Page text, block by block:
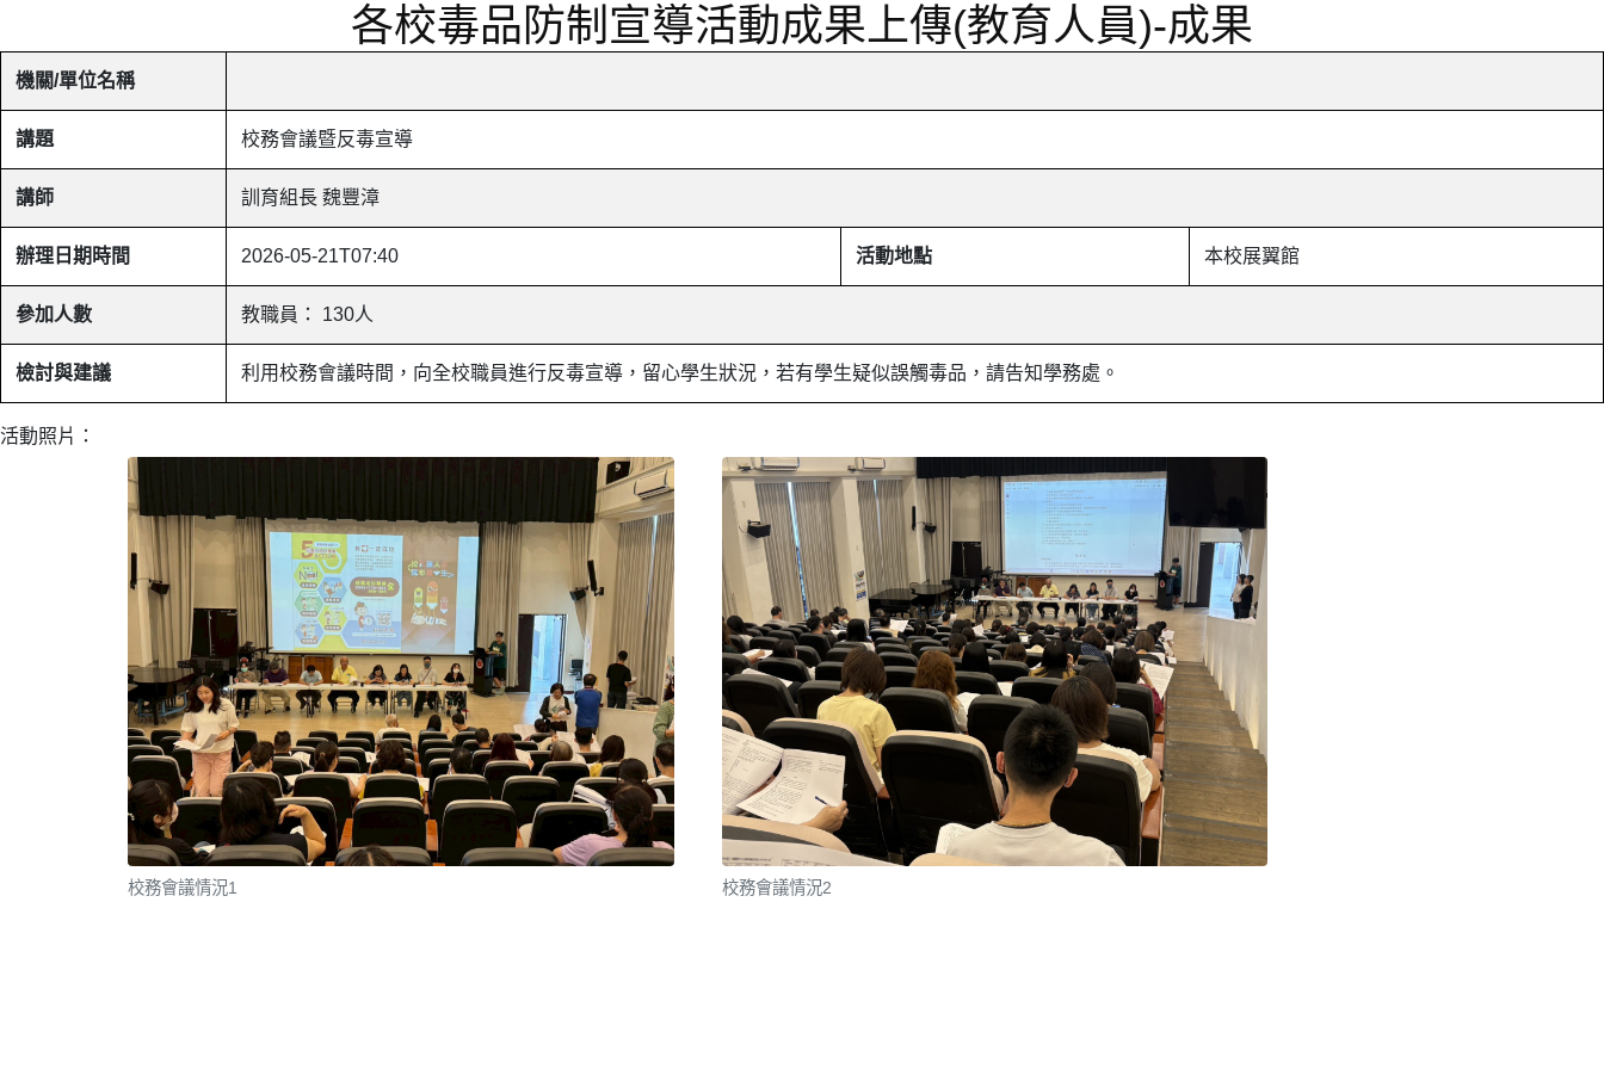
各校毒品防制宣導活動成果上傳(教育人員)-成果
機關/單位名稱
講題 校務會議暨反毒宣導
講師 訓育組長 魏豐漳
辦理日期時間 2026-05-21T07:40 活動地點 本校展翼館
參加人數 教職員： 130人
檢討與建議 利用校務會議時間，向全校職員進行反毒宣導，留心學生狀況，若有學生疑似誤觸毒品，請告知學務處。
活動照片：
校務會議情況1 校務會議情況2